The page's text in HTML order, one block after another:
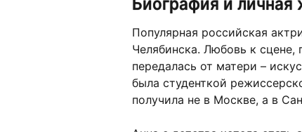
Популярная российская
Челябинска. Любовь к
передалась от матери –
была студенткой
получила не в Москве, а в